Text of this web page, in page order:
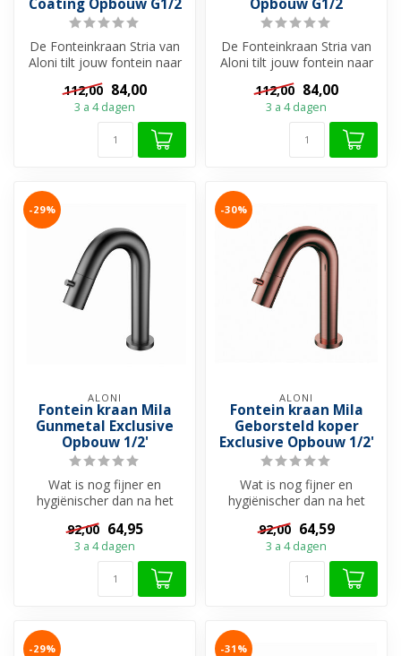
Coating Opbouw G1/2
De Fonteinkraan Stria van
Aloni tilt jouw fontein naar
een hoger niveau. Met zij...
112,00 84,00
3 a 4 dagen
Opbouw G1/2
De Fonteinkraan Stria van
Aloni tilt jouw fontein naar
een hoger niveau. Met zij...
112,00 84,00
3 a 4 dagen
-29%
ALONI
Fontein kraan Mila
Gunmetal Exclusive
Opbouw 1/2'
Wat is nog fijner en
hygiënischer dan na het
handen kan w...
92,00 64,95
3 a 4 dagen
-30%
ALONI
Fontein kraan Mila
Geborsteld koper
Exclusive Opbouw 1/2'
Wat is nog fijner en
hygiënischer dan na het
handen kan w...
92,00 64,59
3 a 4 dagen
-29% -31%